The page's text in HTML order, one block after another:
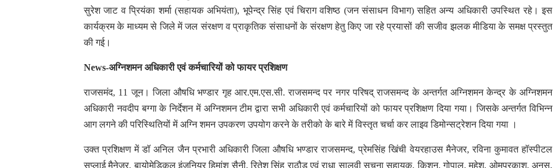
सुरेश जाट व प्रियंका शर्मा (सहायक अभियंता), भूपेन्द्र सिंह एवं चिराग वशिष्ठ (जन संसाधन विभाग) सहित अन्य अधिकारी उपस्थित रहे। इस
कार्यक्रम के माध्यम से जिले में जल संरक्षण व प्राकृतिक संसाधनों के संरक्षण हेतु किए जा रहे प्रयासों की सजीव झलक मीडिया के समक्ष प्रस्तुत
की गई।
News-अग्निशमन अधिकारी एवं कर्मचारियों को फायर प्रशिक्षण
राजसमंद, 11 जून। जिला औषधि भण्डार गृह आर.एम.एस.सी. राजसमन्द पर नगर परिषद् राजसमन्द के अन्तर्गत अग्निशमन केन्द्र के अग्निशमन
अधिकारी नवदीप बग्गा के निर्देशन में अग्निशमन टीम द्वारा सभी अधिकारी एवं कर्मचारियों को फायर प्रशिक्षण दिया गया। जिसके अन्तर्गत विभिन्न
आग लगने की परिस्थितियों में अग्नि शमन उपकरण उपयोग करने के तरीको के बारे में विस्तृत चर्चा कर लाइव डिमोन्सट्रेशन दिया गया ।
उक्त प्रशिक्षण में डॉ अनिल जैन प्रभारी अधिकारी जिला औषधि भण्डार राजसमन्द, प्रेमसिंह खिंची वेयरहाउस मैनेजर, रविना कुमावत हॉस्पीटल
सप्लाई मैनेजर, बायोमेडिकल इंजनियर हिमांशु सैनी, रितेश सिंह राठौड़ एवं राधा सालवी सूचना सहायक, किशन, गोपाल, महेश, ओमप्रकाश, अनस,